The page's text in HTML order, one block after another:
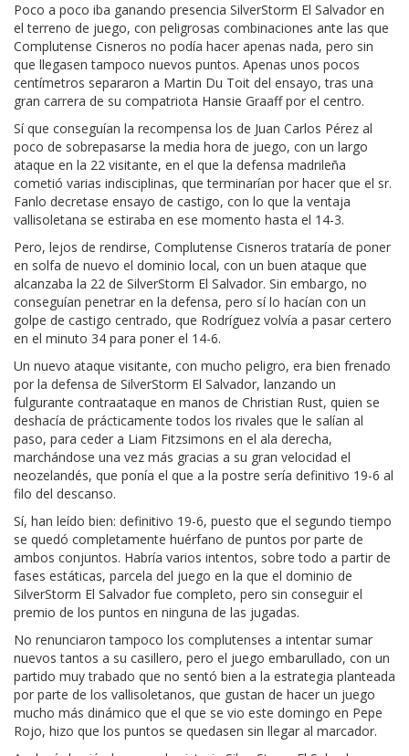
Poco a poco iba ganando presencia SilverStorm El Salvador en
el terreno de juego, con peligrosas combinaciones ante las que
Complutense Cisneros no podía hacer apenas nada, pero sin
que llegasen tampoco nuevos puntos. Apenas unos pocos
centímetros separaron a Martin Du Toit del ensayo, tras una
gran carrera de su compatriota Hansie Graaff por el centro.
Sí que conseguían la recompensa los de Juan Carlos Pérez al
poco de sobrepasarse la media hora de juego, con un largo
ataque en la 22 visitante, en el que la defensa madrileña
cometió varias indisciplinas, que terminarían por hacer que el sr.
Fanlo decretase ensayo de castigo, con lo que la ventaja
vallisoletana se estiraba en ese momento hasta el 14-3.
Pero, lejos de rendirse, Complutense Cisneros trataría de poner
en solfa de nuevo el dominio local, con un buen ataque que
alcanzaba la 22 de SilverStorm El Salvador. Sin embargo, no
conseguían penetrar en la defensa, pero sí lo hacían con un
golpe de castigo centrado, que Rodríguez volvía a pasar certero
en el minuto 34 para poner el 14-6.
Un nuevo ataque visitante, con mucho peligro, era bien frenado
por la defensa de SilverStorm El Salvador, lanzando un
fulgurante contraataque en manos de Christian Rust, quien se
deshacía de prácticamente todos los rivales que le salían al
paso, para ceder a Liam Fitzsimons en el ala derecha,
marchándose una vez más gracias a su gran velocidad el
neozelandés, que ponía el que a la postre sería definitivo 19-6 al
filo del descanso.
Sí, han leído bien: definitivo 19-6, puesto que el segundo tiempo
se quedó completamente huérfano de puntos por parte de
ambos conjuntos. Habría varios intentos, sobre todo a partir de
fases estáticas, parcela del juego en la que el dominio de
SilverStorm El Salvador fue completo, pero sin conseguir el
premio de los puntos en ninguna de las jugadas.
No renunciaron tampoco los complutenses a intentar sumar
nuevos tantos a su casillero, pero el juego embarullado, con un
partido muy trabado que no sentó bien a la estrategia planteada
por parte de los vallisoletanos, que gustan de hacer un juego
mucho más dinámico que el que se vio este domingo en Pepe
Rojo, hizo que los puntos se quedasen sin llegar al marcador.